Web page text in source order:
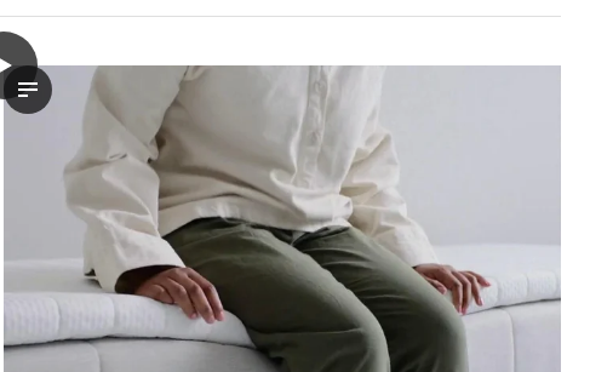
play
I videoen demonstreres processen til at samle en bund af en
RENFJÄLLET Boxmadras med pocketfjedre